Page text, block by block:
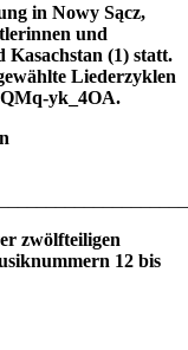
in Nowy Sącz,
und
Kasachstan (1) statt.
Liederzyklen
yk_4OA.
zwölfteiligen
12 bis